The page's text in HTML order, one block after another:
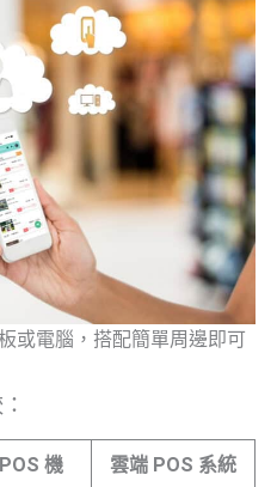
或電腦，搭配簡單周邊即可
機 雲端 POS 系統